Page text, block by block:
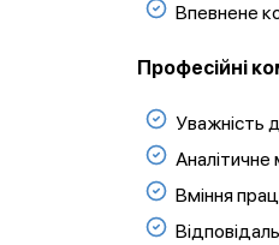
Впевнене
Професійні
Уважність
Аналітичне
Вміння